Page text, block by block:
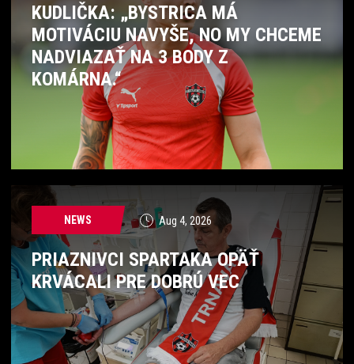
KUDLIČKA: „BYSTRICA MÁ
MOTIVÁCIU NAVYŠE, NO MY CHCEME
NADVIAZAŤ NA 3 BODY Z
KOMÁRNA.“
NEWS Aug 4, 2026
PRIAZNIVCI SPARTAKA OPÄŤ
KRVÁCALI PRE DOBRÚ VEC